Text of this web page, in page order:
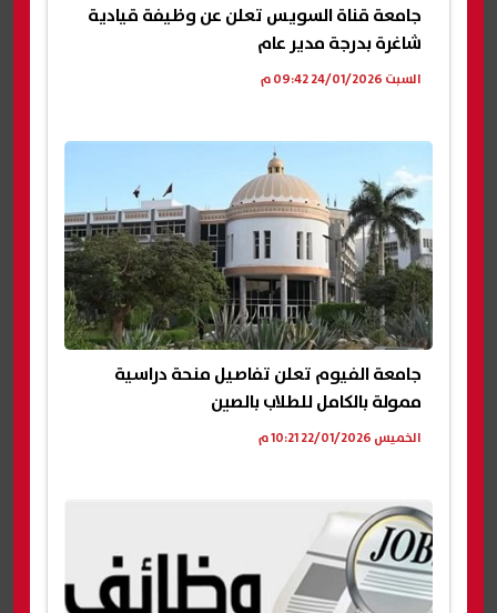
جامعة قناة السويس تعلن عن وظيفة قيادية
شاغرة بدرجة مدير عام
السبت 24/01/2026 09:42 م
جامعة الفيوم تعلن تفاصيل منحة دراسية
ممولة بالكامل للطلاب بالصين
الخميس 22/01/2026 10:21 م